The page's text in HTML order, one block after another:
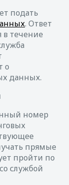
подать
. Ответ
в течение
о
данных.
номер
прямые
пройти по
службой